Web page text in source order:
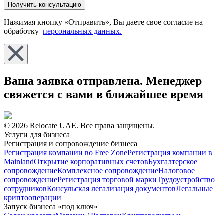
Получить консультацию
Нажимая кнопку «Отправить», Вы даете свое согласие на
обработку персональных данных.
Ваша заявка отправлена. Менеджер
свяжется с вами в ближайшее время
© 2026 Relocate UAE. Все права защищены.
Услуги для бизнеса
Регистрация и сопровождение бизнеса
Регистрация компании во Free ZoneРегистрация компании в
MainlandОткрытие корпоративных счетовБухгалтерское
сопровождениеКомплексное сопровождениеНалоговое
сопровождениеРегистрация торговой маркиТрудоустройство
сотрудниковКонсульская легализация документовЛегальные
криптооперации
Запуск бизнеса «под ключ»